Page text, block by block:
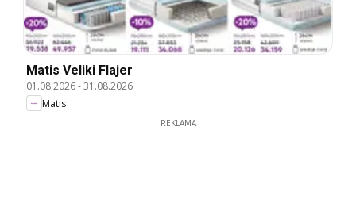
Matis Veliki Flajer
01.08.2026-31.08.2026
Matis
REKLAMA